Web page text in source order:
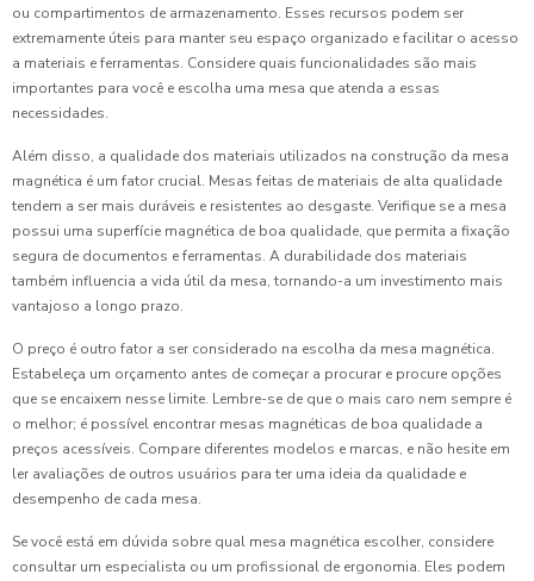
ou compartimentos de armazenamento. Esses recursos podem ser
extremamente úteis para manter seu espaço organizado e facilitar o acesso
a materiais e ferramentas. Considere quais funcionalidades são mais
importantes para você e escolha uma mesa que atenda a essas
necessidades.
Além disso, a qualidade dos materiais utilizados na construção da mesa
magnética é um fator crucial. Mesas feitas de materiais de alta qualidade
tendem a ser mais duráveis e resistentes ao desgaste. Verifique se a mesa
possui uma superfície magnética de boa qualidade, que permita a fixação
segura de documentos e ferramentas. A durabilidade dos materiais
também influencia a vida útil da mesa, tornando-a um investimento mais
vantajoso a longo prazo.
O preço é outro fator a ser considerado na escolha da mesa magnética.
Estabeleça um orçamento antes de começar a procurar e procure opções
que se encaixem nesse limite. Lembre-se de que o mais caro nem sempre é
o melhor; é possível encontrar mesas magnéticas de boa qualidade a
preços acessíveis. Compare diferentes modelos e marcas, e não hesite em
ler avaliações de outros usuários para ter uma ideia da qualidade e
desempenho de cada mesa.
Se você está em dúvida sobre qual mesa magnética escolher, considere
consultar um especialista ou um profissional de ergonomia. Eles podem